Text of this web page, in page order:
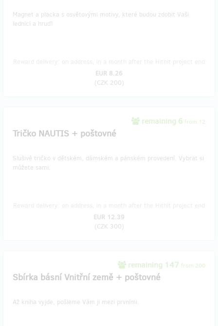
Magnet a placka s osvětovými motivy, které budou zdobit Vaši
lednici a hruď!
EUR 8.26
(CZK 200)
remaining 6 from 12
Tričko NAUTIS + poštovné
Slušivé tričko v dětském, dámském a pánském provedení. Vybrat si
můžete sami.
EUR 12.39
(CZK 300)
remaining 147 from 200
Sbírka básní Vnitřní země + poštovné
Až kniha vyjde, pošleme Vám ji mezi prvními.